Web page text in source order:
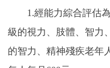
1.經能力綜合評估為
級的視力、肢體、智力
的智力、精神殘疾老年